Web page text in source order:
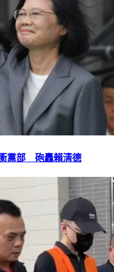
黨部 砲轟賴清德